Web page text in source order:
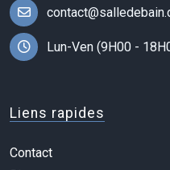
Lun-Ven (9H00 -
Liens rapides
Contact